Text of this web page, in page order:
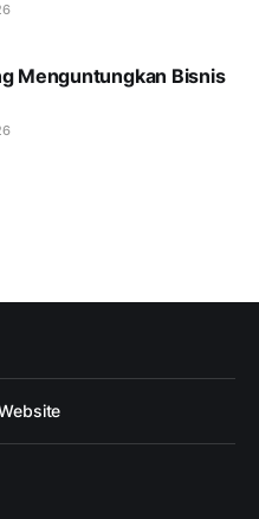
Menguntungkan Bisnis